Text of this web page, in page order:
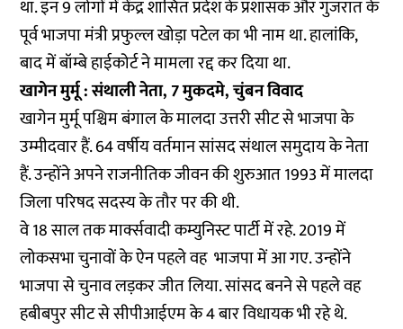
था. इन 9 लोगों में केंद्र शासित प्रदेश के प्रशासक और गुजरात के
पूर्व भाजपा मंत्री प्रफुल्ल खोड़ा पटेल का भी नाम था. हालांकि,
बाद में बॉम्बे हाईकोर्ट ने मामला रद्द कर दिया था.
खागेन मुर्मू : संथाली नेता, 7 मुकदमे, चुंबन विवाद
खागेन मुर्मू पश्चिम बंगाल के मालदा उत्तरी सीट से भाजपा के
उम्मीदवार हैं. 64 वर्षीय वर्तमान सांसद संथाल समुदाय के नेता
हैं. उन्होंने अपने राजनीतिक जीवन की शुरुआत 1993 में मालदा
जिला परिषद सदस्य के तौर पर की थी.
वे 18 साल तक मार्क्सवादी कम्युनिस्ट पार्टी में रहे. 2019 में
लोकसभा चुनावों के ऐन पहले वह भाजपा में आ गए. उन्होंने
भाजपा से चुनाव लड़कर जीत लिया. सांसद बनने से पहले वह
हबीबपुर सीट से सीपीआईएम के 4 बार विधायक भी रहे थे.